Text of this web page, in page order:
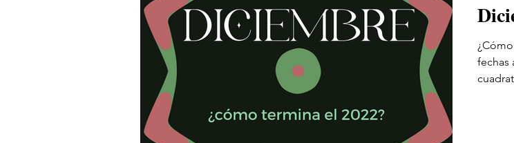
fechas